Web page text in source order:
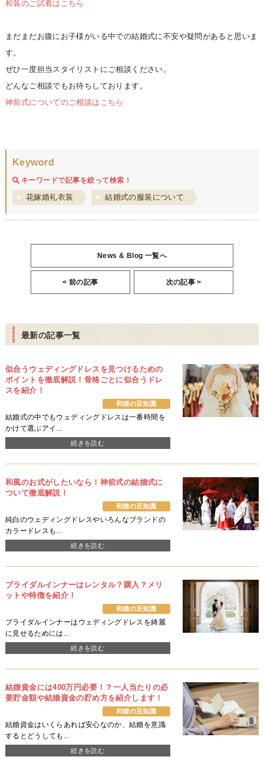
和装のご試着はこちら
まだまだお腹にお子様がいる中での結婚式に不安や疑問があると思いま
す。
ぜひ一度担当スタイリストにご相談ください。
どんなご相談でもお待ちしております。
神前式についてのご相談はこちら
Keyword
キーワードで記事を絞って検索！
花嫁婚礼衣装 結婚式の服装について
News & Blog 一覧へ
< 前の記事 次の記事 >
最新の記事一覧
似合うウェディングドレスを見つけるための
ポイントを徹底解説！骨格ごとに似合うドレ
スを紹介！
和婚の豆知識
結婚式の中でもウェディングドレスは一番時間を
かけて選ぶアイ...
続きを読む
和風のお式がしたいなら！神前式の結婚式に
ついて徹底解説！
和婚の豆知識
純白のウェディングドレスやいろんなブランドの
カラードレスも...
続きを読む
ブライダルインナーはレンタル？購入？メリ
ットや特徴を紹介！
和婚の豆知識
ブライダルインナーはウェディングドレスを綺麗
に見せるためには...
続きを読む
結婚資金には400万円必要！？一人当たりの必
要貯金額や結婚資金の貯め方を紹介します！
和婚の豆知識
結婚資金はいくらあれば安心なのか、結婚を意識
するとどうしても...
続きを読む